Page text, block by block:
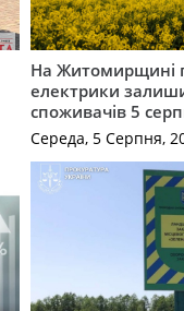
На Житомирщині
електрики
споживачів 5
Середа, 5 Серпня,